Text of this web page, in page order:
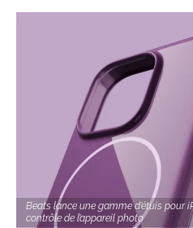
Beats lance une gamme d’étuis pour
contrôle de l’appareil photo